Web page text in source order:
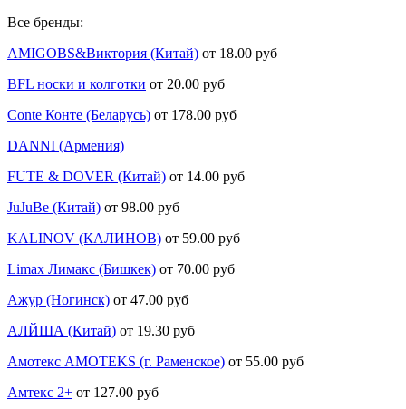
Все бренды:
AMIGOBS&Виктория (Китай) от 18.00 руб
BFL носки и колготки от 20.00 руб
Conte Конте (Беларусь) от 178.00 руб
DANNI (Армения)
FUTE & DOVER (Китай) от 14.00 руб
JuJuBe (Китай) от 98.00 руб
KALINOV (КАЛИНОВ) от 59.00 руб
Limax Лимакс (Бишкек) от 70.00 руб
Ажур (Ногинск) от 47.00 руб
АЛЙША (Китай) от 19.30 руб
Амотекс AMOTEKS (г. Раменское) от 55.00 руб
Амтекс 2+ от 127.00 руб